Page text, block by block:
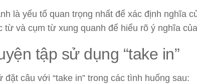
là yếu tố quan trọng nhất để xác định nghĩa
từ và cụm từ xung quanh để hiểu rõ ý nghĩa
tập sử dụng “take in”
đặt câu với “take in” trong các tình huống sau: